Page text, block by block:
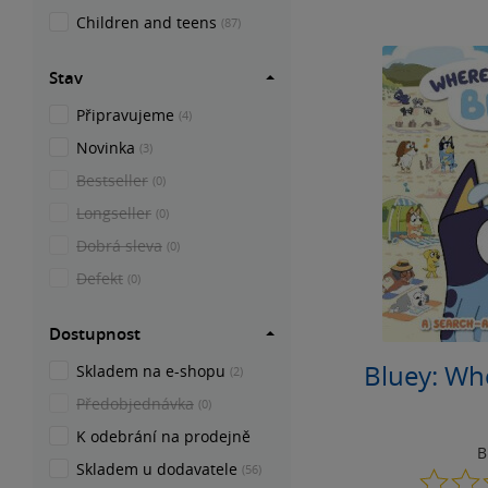
Bluey:
Children and teens (87)
Stav
Připravujeme (4)
Novinka (3)
Bestseller (0)
Longseller (0)
Dobrá sleva (0)
Defekt (0)
Dostupnost
Skladem na e-shopu (2)
Předobjednávka (0)
K odebrání na prodejně
Skladem u dodavatele (56)